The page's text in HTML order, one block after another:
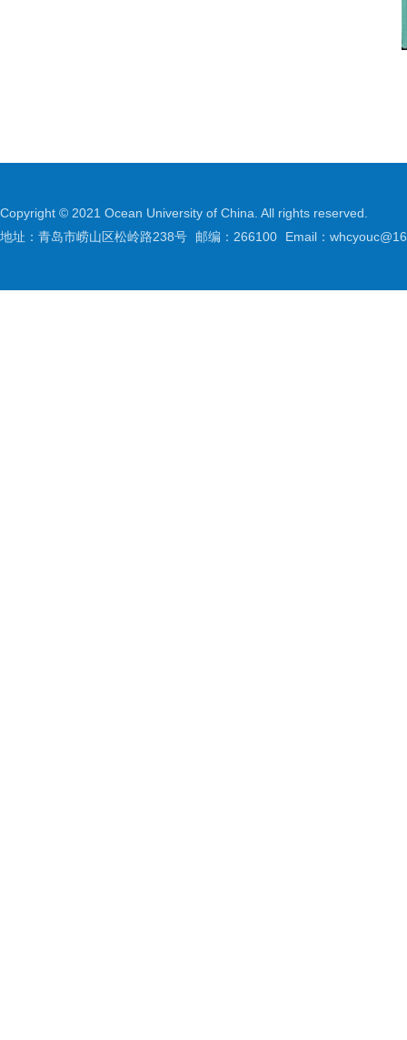
Copyright © 2021 Ocean University of China. All rights reserved.
地址：青岛市崂山区松岭路238号
邮编：266100 Email：